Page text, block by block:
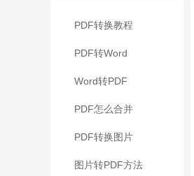
PDF转换教程
PDF转Word
Word转PDF
PDF怎么合并
PDF转换图片
图片转PDF方法